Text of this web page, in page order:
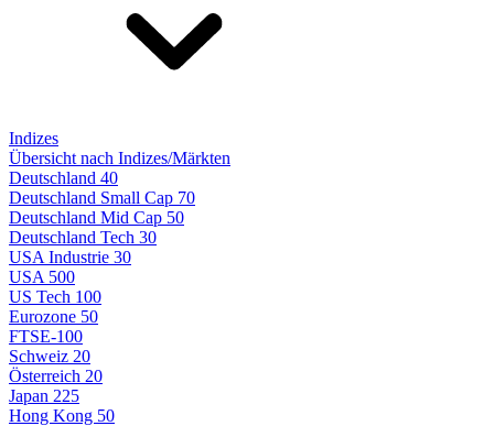
Indizes
Übersicht nach Indizes/Märkten
Deutschland 40
Deutschland Small Cap 70
Deutschland Mid Cap 50
Deutschland Tech 30
USA Industrie 30
USA 500
US Tech 100
Eurozone 50
FTSE-100
Schweiz 20
Österreich 20
Japan 225
Hong Kong 50